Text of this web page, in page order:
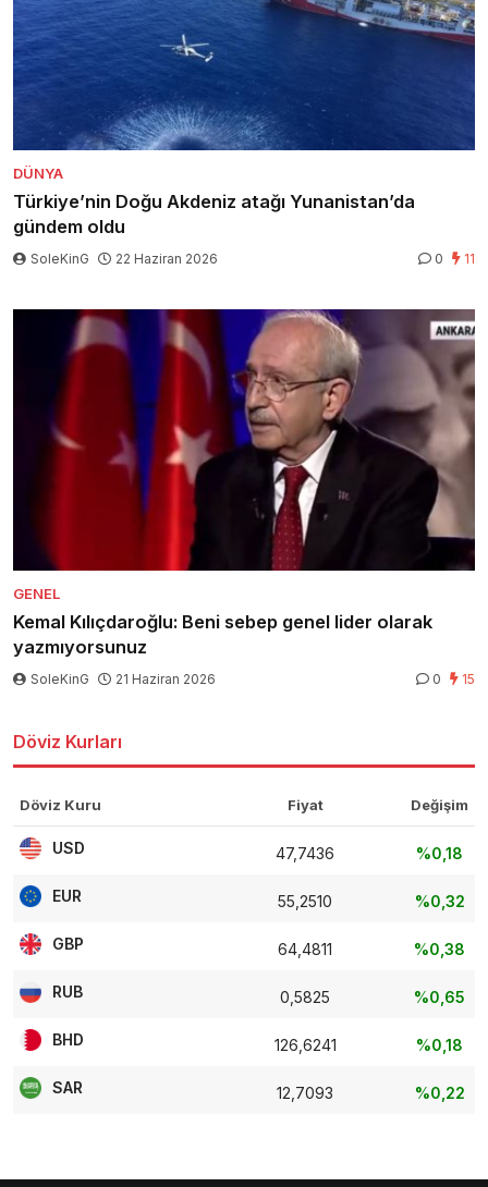
DÜNYA
Türkiye’nin Doğu Akdeniz atağı Yunanistan’da
gündem oldu
SoleKinG 22 Haziran 2026 0 11
GENEL
Kemal Kılıçdaroğlu: Beni sebep genel lider olarak
yazmıyorsunuz
SoleKinG 21 Haziran 2026 0 15
Döviz Kurları
Döviz Kuru Fiyat Değişim
USD 47,7436 %0,18
EUR 55,2510 %0,32
GBP 64,4811 %0,38
RUB 0,5825 %0,65
BHD 126,6241 %0,18
SAR 12,7093 %0,22